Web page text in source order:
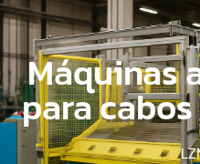
Máquinas
para